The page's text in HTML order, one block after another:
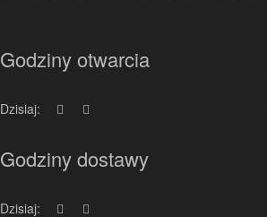
Godziny otwarcia
Dzisiaj:
Godziny dostawy
Dzisiaj: